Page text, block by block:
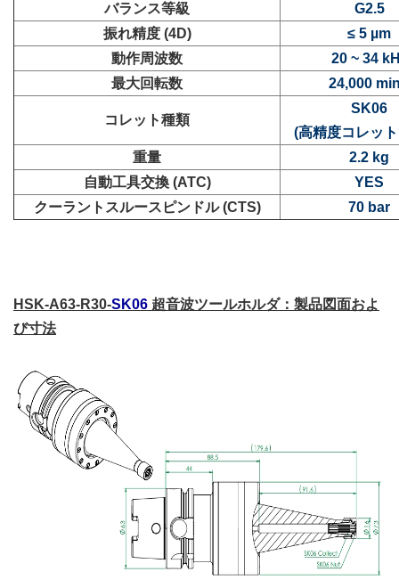
バランス等級
G2.5
振れ精度 (4D)
≤ 5 µm
動作周波数
20 ~ 34
最大回転数
24,000
コレット種類
SK06
(高精度コレッ
重量
2.2 kg
自動工具交換 (ATC)
YES
クーラントスルースピンドル (CTS)
70 bar
HSK-A63-R30-SK06 超音波ツールホルダ：製品図面およ
び寸法